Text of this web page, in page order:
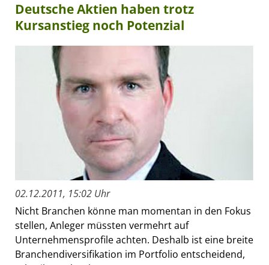
Deutsche Aktien haben trotz
Kursanstieg noch Potenzial
02.12.2011, 15:02 Uhr
Nicht Branchen könne man momentan in den Fokus
stellen, Anleger müssten vermehrt auf
Unternehmensprofile achten. Deshalb ist eine breite
Branchendiversifikation im Portfolio entscheidend,